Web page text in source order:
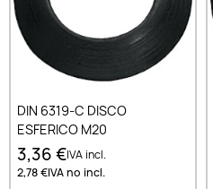
DIN 6319-C DISCO
ESFERICO M20
3,36 €IVA incl.
2,78 €IVA no incl.